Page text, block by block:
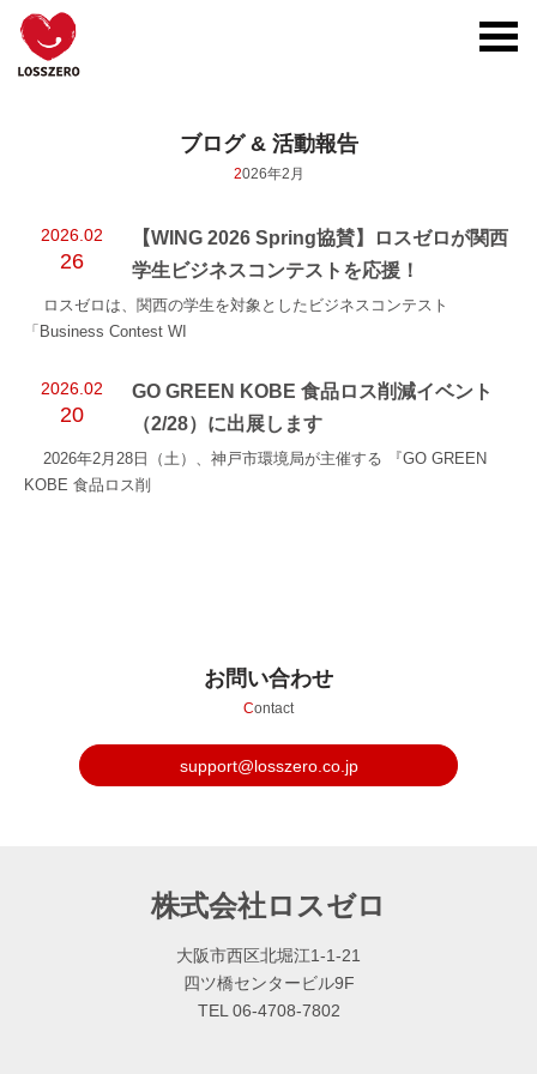
ブログ & 活動報告
2026年2月
2026.02
26
【WING 2026 Spring協賛】ロスゼロが関西
学生ビジネスコンテストを応援！
ロスゼロは、関西の学生を対象としたビジネスコンテスト
「Business Contest WI
2026.02
20
GO GREEN KOBE 食品ロス削減イベント
（2/28）に出展します
2026年2月28日（土）、神戸市環境局が主催する 『GO GREEN
KOBE 食品ロス削
お問い合わせ
Contact
support@losszero.co.jp
株式会社ロスゼロ
大阪市西区北堀江1-1-21
四ツ橋センタービル9F
TEL 06-4708-7802